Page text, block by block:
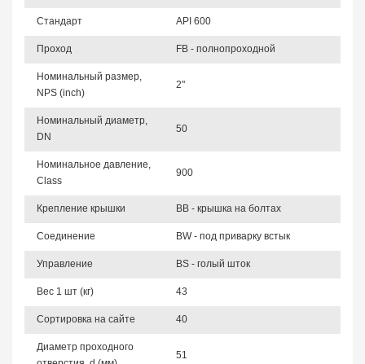
Стандарт API 600
Проход FB - полнопроходной
Номинальный размер,
NPS (inch)
2"
Номинальный диаметр,
DN
50
Номинальное давление,
Class
900
Крепление крышки BB - крышка на болтах
Соединение BW - под приварку встык
Управление BS - голый шток
Вес 1 шт (кг) 43
Сортировка на сайте 40
Диаметр проходного
51